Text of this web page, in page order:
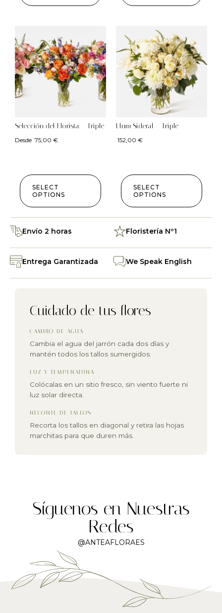
Selección del Florista – Triple
Desde 75,00 €
SELECT
OPTIONS
Llum Sideral – Triple
152,00 €
SELECT
OPTIONS
Envío 2 horas Floristería Nº1
Entrega Garantizada We Speak English
Cuidado de tus flores
CAMBIO DE AGUA
Cambia el agua del jarrón cada dos días y
mantén todos los tallos sumergidos.
LUZ Y TEMPERATURA
Colócalas en un sitio fresco, sin viento fuerte ni
luz solar directa.
RECORTE DE TALLOS
Recorta los tallos en diagonal y retira las hojas
marchitas para que duren más.
Síguenos en Nuestras
Redes
@ANTEAFLORAES